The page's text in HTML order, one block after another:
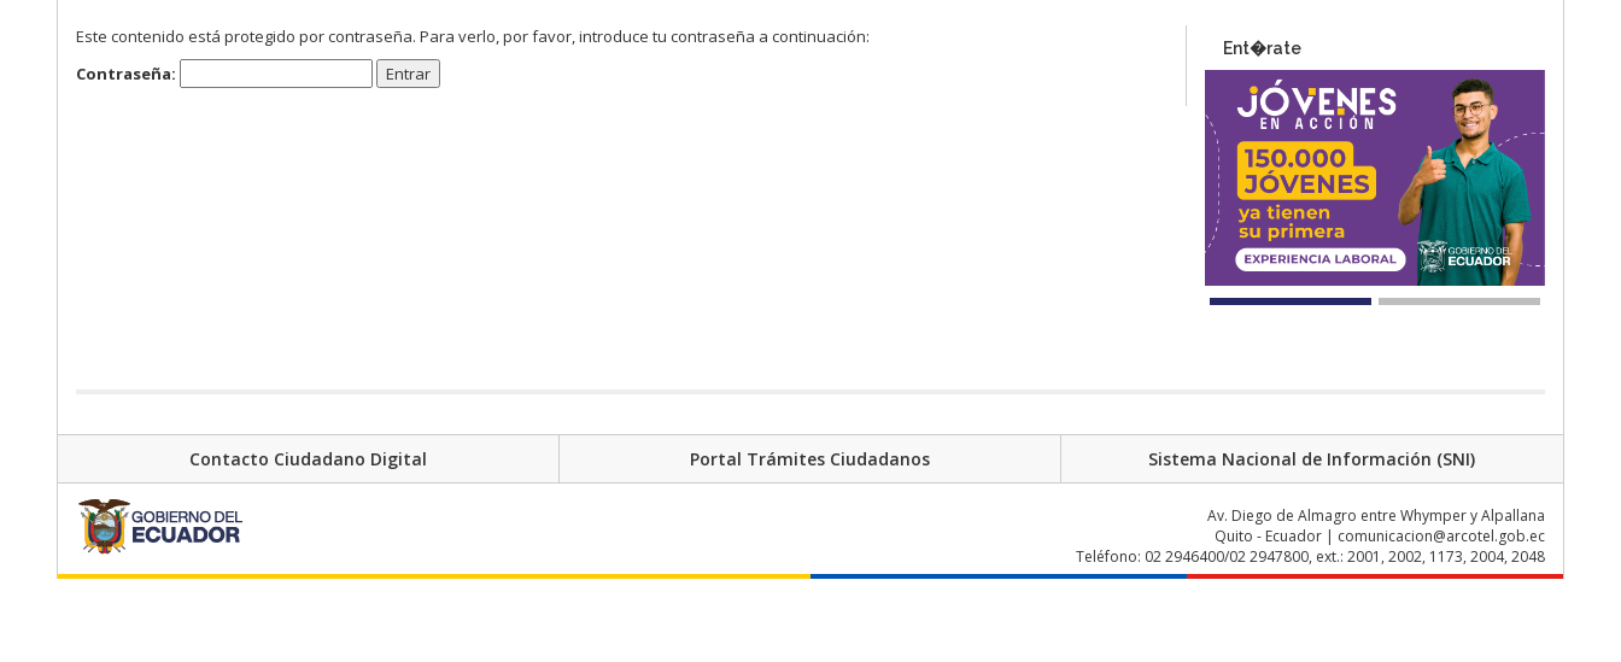
Este contenido está protegido por contraseña. Para verlo, por favor, introduce tu contraseña a continuación:
Contraseña:
Ent�rate
Contacto Ciudadano Digital Portal Trámites Ciudadanos Sistema Nacional de Información (SNI)
Av. Diego de Almagro entre Whymper y Alpallana
Quito - Ecuador | comunicacion@arcotel.gob.ec
Teléfono: 02 2946400/02 2947800, ext.: 2001, 2002, 1173, 2004, 2048